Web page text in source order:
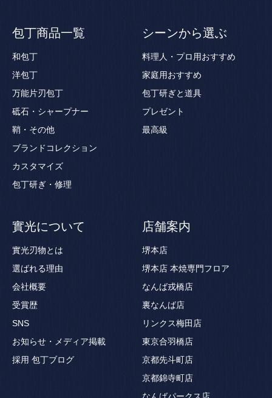
包丁商品一覧
和包丁
洋包丁
万能片刃包丁
砥石・シャープナー
鞘・その他
ブランドコレクション
カスタマイズ
包丁研ぎ・修理
シーンから選ぶ
料理人・プロ用おすすめ
家庭用おすすめ
包丁研ぎと道具
プレゼント
最高級
實光について
實光刃物とは
選ばれる理由
会社概要
受賞歴
SNS
お知らせ・メディア掲載
採用 包丁ブログ
店舗案内
堺本店
堺本店 本焼専門フロア
なんば戎橋店
裏なんば店
リンクス梅田店
東京合羽橋店
京都先斗町店
京都錦寺町店